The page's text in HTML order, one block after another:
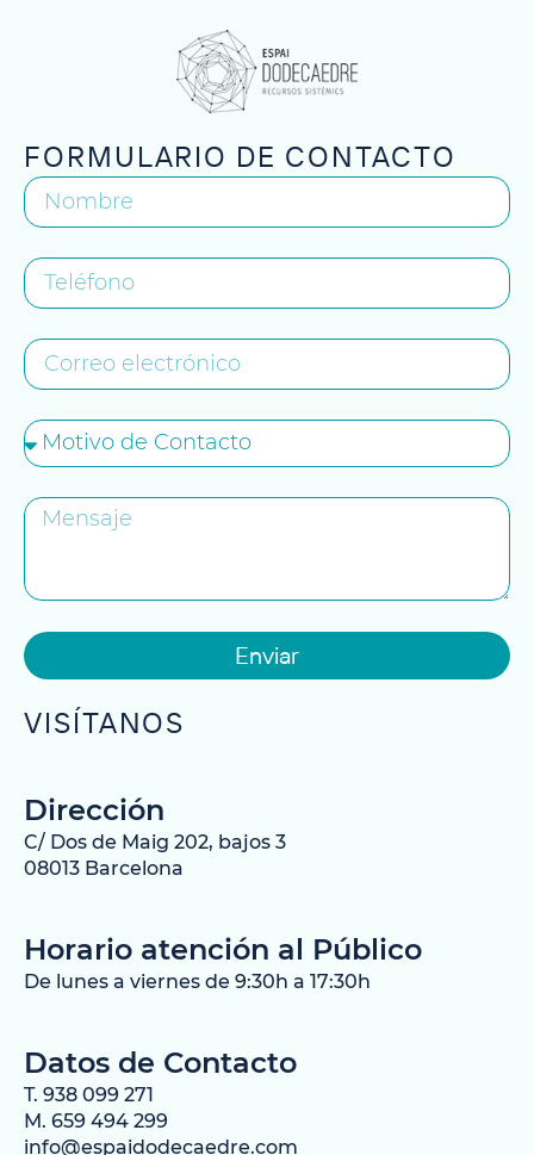
FORMULARIO DE CONTACTO
Enviar
VISÍTANOS
Dirección
C/ Dos de Maig 202, bajos 3
08013 Barcelona
Horario atención al Público
De lunes a viernes de 9:30h a 17:30h
Datos de Contacto
T. 938 099 271
M. 659 494 299
info@espaidodecaedre.com